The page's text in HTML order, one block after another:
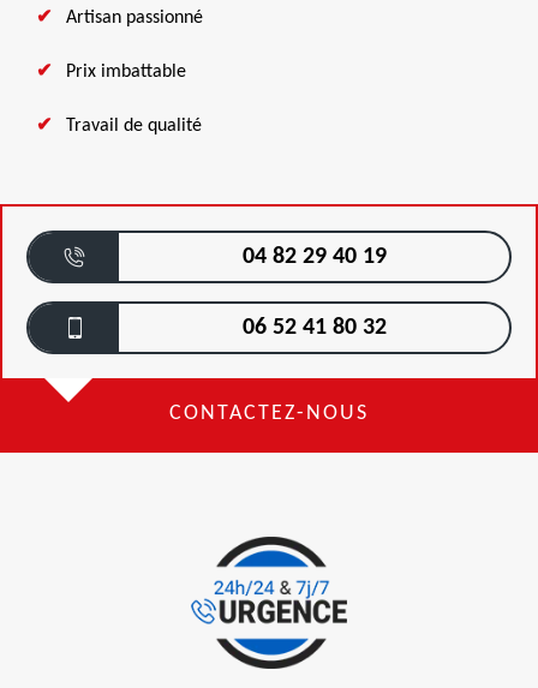
Artisan passionné
Prix imbattable
Travail de qualité
04 82 29 40 19
06 52 41 80 32
CONTACTEZ-NOUS